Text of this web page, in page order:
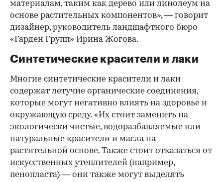
материалам, таким как дерево или линолеум на
основе растительных компонентов», — говорит
дизайнер, руководитель ландшафтного бюро
«Гарден Групп» Ирина Жогова.
Синтетические красители и лаки
Многие синтетические красители и лаки
содержат летучие органические соединения,
которые могут негативно влиять на здоровье и
окружающую среду. «Их стоит заменить на
экологически чистые, водоразбавляемые или
натуральные красители и масла на
растительной основе. Также стоит отказаться от
искусственных утеплителей (например,
пенопласта) — они также могут выделять